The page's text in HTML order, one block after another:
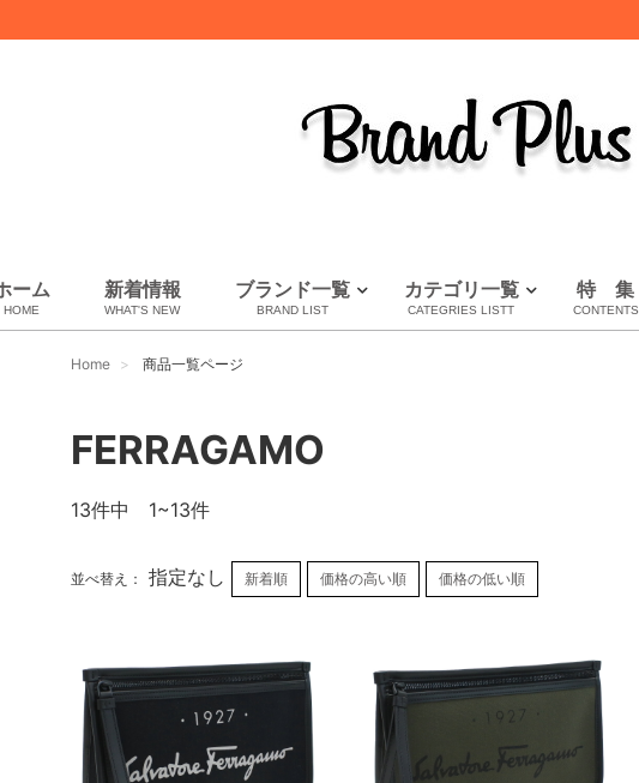
ーム
HOME
新着情報
WHAT'S NEW
ブランド一覧
BRAND LIST
ルイヴィトン
エルメス
シャネル
全てのブランドを見る
カテゴリ一覧
CATEGRIES LISTT
カーフ・マフラー
ート、上着
フトラッピング
Hermès
other
CHANEL
ッグ＆ポーチ
ロマ＆フレグランス
特 集
CONTENTS
Home 商品一覧ページ
FERRAGAMO
13件中 1~13件
並べ替え： 指定なし 新着順 価格の高い順 価格の低い順